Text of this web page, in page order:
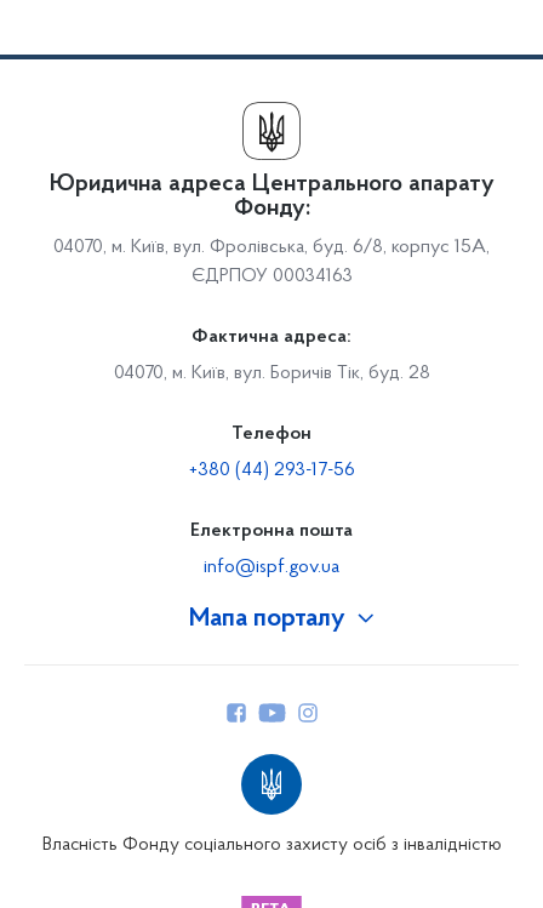
Мапа порталу
Юридична адреса Центрального апарату
Фонду:
04070, м. Київ, вул. Фролівська, буд. 6/8, корпус 15А,
ЄДРПОУ 00034163
Фактична адреса:
04070, м. Київ, вул. Боричів Тік, буд. 28
Телефон
+380 (44) 293-17-56
Електронна пошта
info@ispf.gov.ua
Власність Фонду соціального захисту осіб з інвалідністю